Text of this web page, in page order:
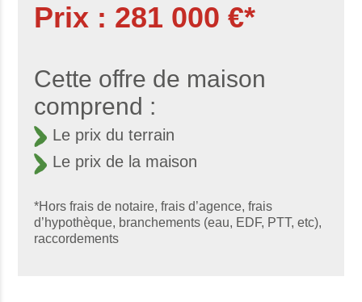
Prix : 281 000 €*
Cette offre de maison
comprend :
Le prix du terrain
Le prix de la maison
*Hors frais de notaire, frais d’agence, frais
d’hypothèque, branchements (eau, EDF, PTT, etc),
raccordements